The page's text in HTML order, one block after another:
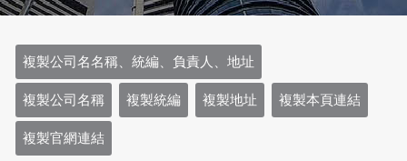
複製公司名名稱、統編、負責人、地址
複製公司名稱 複製統編 複製地址 複製本頁連結
複製官網連結